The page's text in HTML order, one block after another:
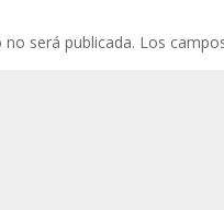
será publicada. Los